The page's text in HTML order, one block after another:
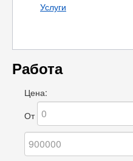
Услуги
Работа
Цена:
От